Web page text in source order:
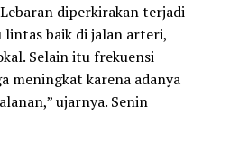
diperkirakan terjadi
baik di jalan arteri,
Selain itu frekuensi
meningkat karena adanya
ujarnya. Senin